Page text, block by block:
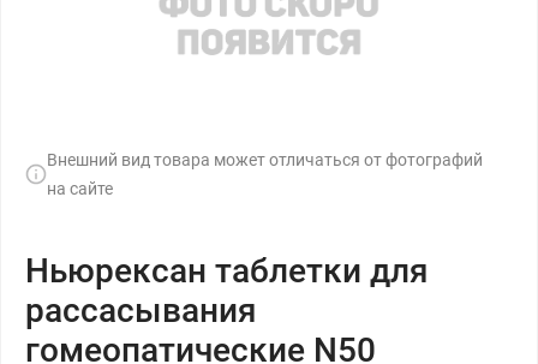
Внешний вид товара может отличаться от фотографий
на сайте
Ньюрексан таблетки для
рассасывания
гомеопатические N50